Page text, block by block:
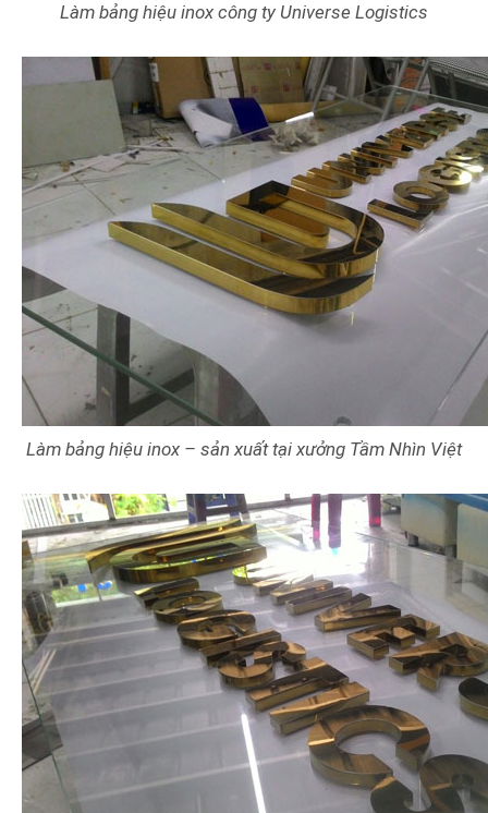
Làm bảng hiệu inox công ty Universe Logistics
Làm bảng hiệu inox – sản xuất tại xưởng Tầm Nhìn Việt